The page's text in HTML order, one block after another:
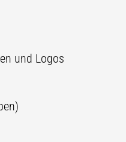
und Logos